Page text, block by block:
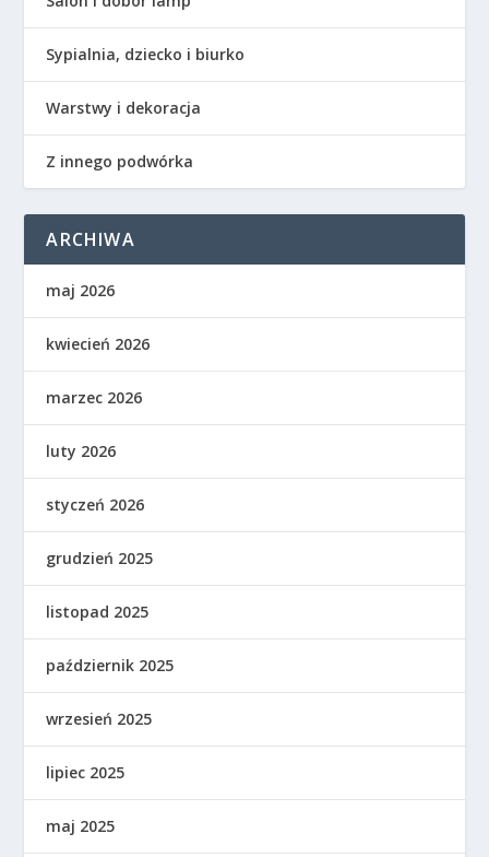
Sypialnia, dziecko i biurko
Warstwy i dekoracja
Z innego podwórka
ARCHIWA
maj 2026
kwiecień 2026
marzec 2026
luty 2026
styczeń 2026
grudzień 2025
listopad 2025
październik 2025
wrzesień 2025
lipiec 2025
maj 2025